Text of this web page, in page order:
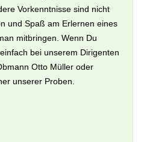
Vorkenntnisse sind nicht
und Spaß am Erlernen eines
mitbringen. Wenn Du
bei unserem Dirigenten
Otto Müller oder
unserer Proben.